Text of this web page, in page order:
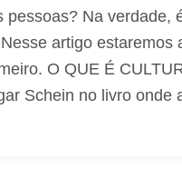
pessoas? Na verdade,
artigo estaremos
O QUE É
Schein no livro onde